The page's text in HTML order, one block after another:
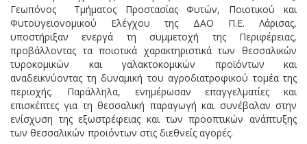
Γεωπόνος Τμήματος Προστασίας Φυτών, Ποιοτικού και
Φυτοϋγειονομικού Ελέγχου της ΔΑΟ Π.Ε. Λάρισας,
υποστήριξαν ενεργά τη συμμετοχή της Περιφέρειας,
προβάλλοντας τα ποιοτικά χαρακτηριστικά των θεσσαλικών
τυροκομικών και γαλακτοκομικών προϊόντων και
αναδεικνύοντας τη δυναμική του αγροδιατροφικού τομέα της
περιοχής. Παράλληλα, ενημέρωσαν επαγγελματίες και
επισκέπτες για τη θεσσαλική παραγωγή και συνέβαλαν στην
ενίσχυση της εξωστρέφειας και των προοπτικών ανάπτυξης
των θεσσαλικών προϊόντων στις διεθνείς αγορές.